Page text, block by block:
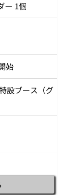
ー 1個
始
設ブース（グ